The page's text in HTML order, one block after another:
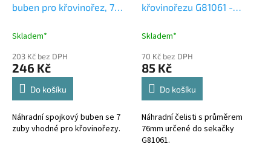
buben pro křovinořez, 7
Skladem*
203 Kč bez DPH
246 Kč
Do košíku
Náhradní spojkový buben se 7
zuby vhodné pro křovinořezy.
křovinořezu G81061 -
Skladem*
70 Kč bez DPH
85 Kč
Do košíku
Náhradní čelisti s průměrem
76mm určené do sekačky
G81061.